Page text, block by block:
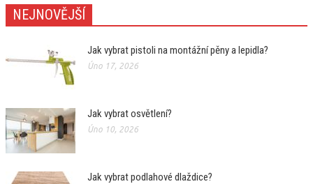
NEJNOVĚJŠÍ
Jak vybrat pistoli na montážní pěny a lepidla?
Úno 17, 2026
Jak vybrat osvětlení?
Úno 10, 2026
Jak vybrat podlahové dlaždice?